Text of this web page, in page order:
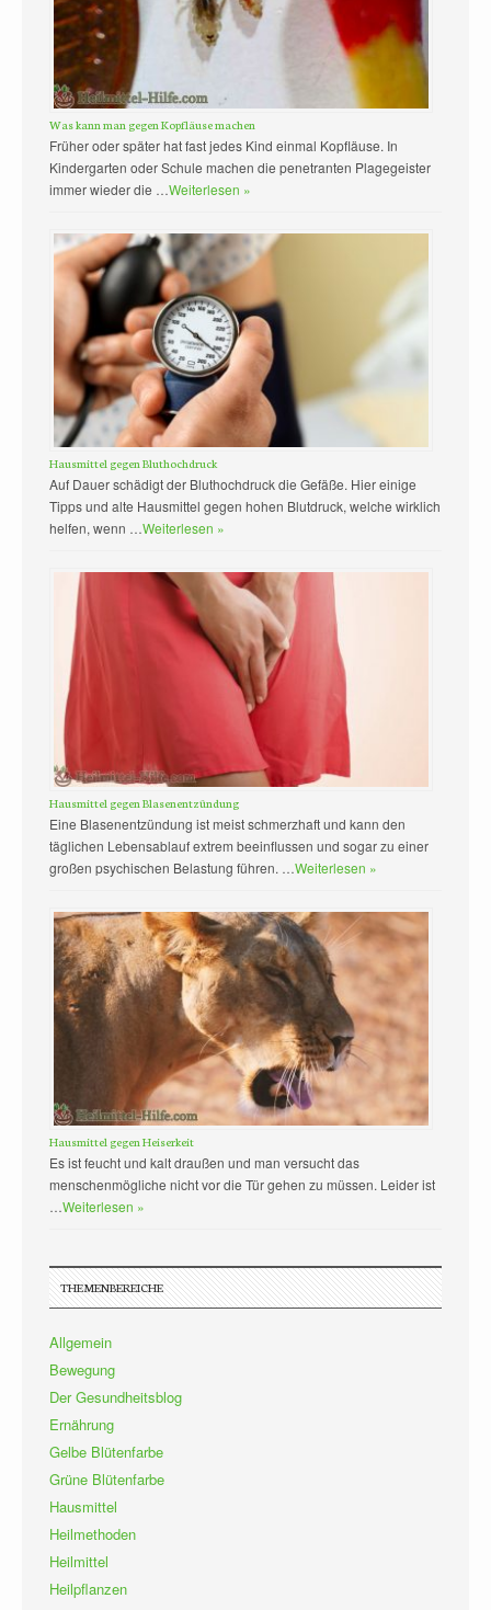
Was kann man gegen Kopfläuse machen
Früher oder später hat fast jedes Kind einmal Kopfläuse. In
Kindergarten oder Schule machen die penetranten Plagegeister
immer wieder die …Weiterlesen »
Hausmittel gegen Bluthochdruck
Auf Dauer schädigt der Bluthochdruck die Gefäße. Hier einige
Tipps und alte Hausmittel gegen hohen Blutdruck, welche wirklich
helfen, wenn …Weiterlesen »
Hausmittel gegen Blasenentzündung
Eine Blasenentzündung ist meist schmerzhaft und kann den
täglichen Lebensablauf extrem beeinflussen und sogar zu einer
großen psychischen Belastung führen. …Weiterlesen »
Hausmittel gegen Heiserkeit
Es ist feucht und kalt draußen und man versucht das
menschenmögliche nicht vor die Tür gehen zu müssen. Leider ist
…Weiterlesen »
THEMENBEREICHE
Allgemein
Bewegung
Der Gesundheitsblog
Ernährung
Gelbe Blütenfarbe
Grüne Blütenfarbe
Hausmittel
Heilmethoden
Heilmittel
Heilpflanzen